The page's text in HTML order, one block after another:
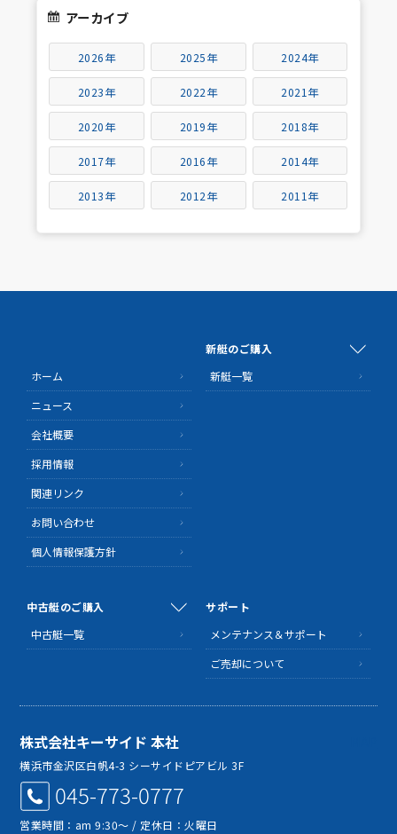
アーカイブ
2026年 2025年 2024年
2023年 2022年 2021年
2020年 2019年 2018年
2017年 2016年 2014年
2013年 2012年 2011年
ホーム
ニュース
会社概要
採用情報
関連リンク
お問い合わせ
個人情報保護方針
新艇のご購入
新艇一覧
中古艇のご購入
中古艇一覧
サポート
メンテナンス＆サポート
ご売却について
株式会社キーサイド 本社
横浜市金沢区白帆4-3 シーサイドピアビル 3F
045-773-0777
営業時間：am 9:30～ / 定休日：火曜日